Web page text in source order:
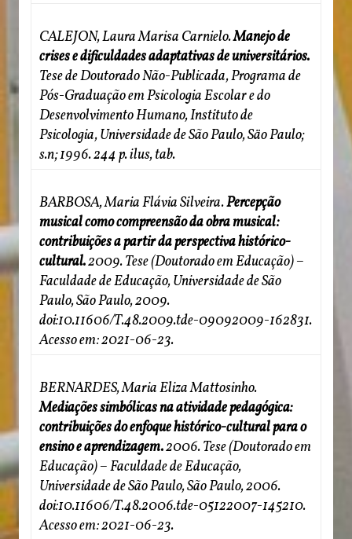
CALEJON, Laura Marisa Carnielo.Manejo de
crises e dificuldades adaptativas de universitários.
Tese de Doutorado Não-Publicada, Programa de
Pós-Graduação em Psicologia Escolar e do
Desenvolvimento Humano, Instituto de
Psicologia, Universidade de São Paulo, Säo Paulo;
s.n; 1996. 244 p. ilus, tab.
BARBOSA, Maria Flávia Silveira.Percepção
musical como compreensão da obra musical:
contribuições a partir da perspectiva histórico-
cultural.2009. Tese (Doutorado em Educação) –
Faculdade de Educação, Universidade de São
Paulo, São Paulo, 2009.
doi:10.11606/T.48.2009.tde-09092009-162831.
Acesso em: 2021-06-23.
BERNARDES, Maria Eliza Mattosinho.
Mediações simbólicas na atividade pedagógica:
contribuições do enfoque histórico-cultural para o
ensino e aprendizagem.2006. Tese (Doutorado em
Educação) – Faculdade de Educação,
Universidade de São Paulo, São Paulo, 2006.
doi:10.11606/T.48.2006.tde-05122007-145210.
Acesso em: 2021-06-23.